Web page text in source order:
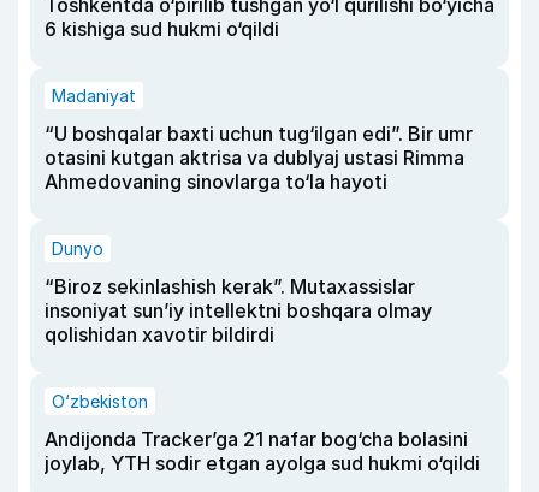
Toshkentda o‘pirilib tushgan yo‘l qurilishi bo‘yicha
6 kishiga sud hukmi o‘qildi
Madaniyat
“U boshqalar baxti uchun tug‘ilgan edi”. Bir umr
otasini kutgan aktrisa va dublyaj ustasi Rimma
Ahmedovaning sinovlarga to‘la hayoti
Dunyo
“Biroz sekinlashish kerak”. Mutaxassislar
insoniyat sun’iy intellektni boshqara olmay
qolishidan xavotir bildirdi
O‘zbekiston
Andijonda Tracker’ga 21 nafar bog‘cha bolasini
joylab, YTH sodir etgan ayolga sud hukmi o‘qildi